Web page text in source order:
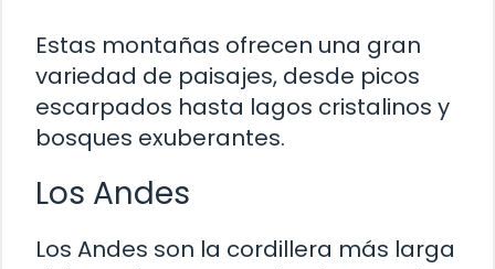
Estas montañas ofrecen una gran
variedad de paisajes, desde picos
escarpados hasta lagos cristalinos y
bosques exuberantes.
Los Andes
Los Andes son la cordillera más larga